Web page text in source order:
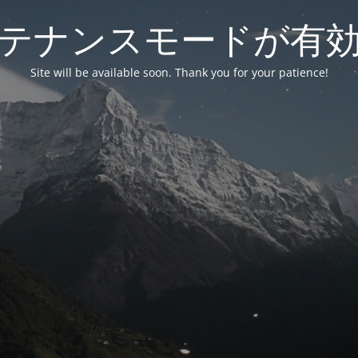
ナンスモードが有
Site will be available soon. Thank you for your patience!